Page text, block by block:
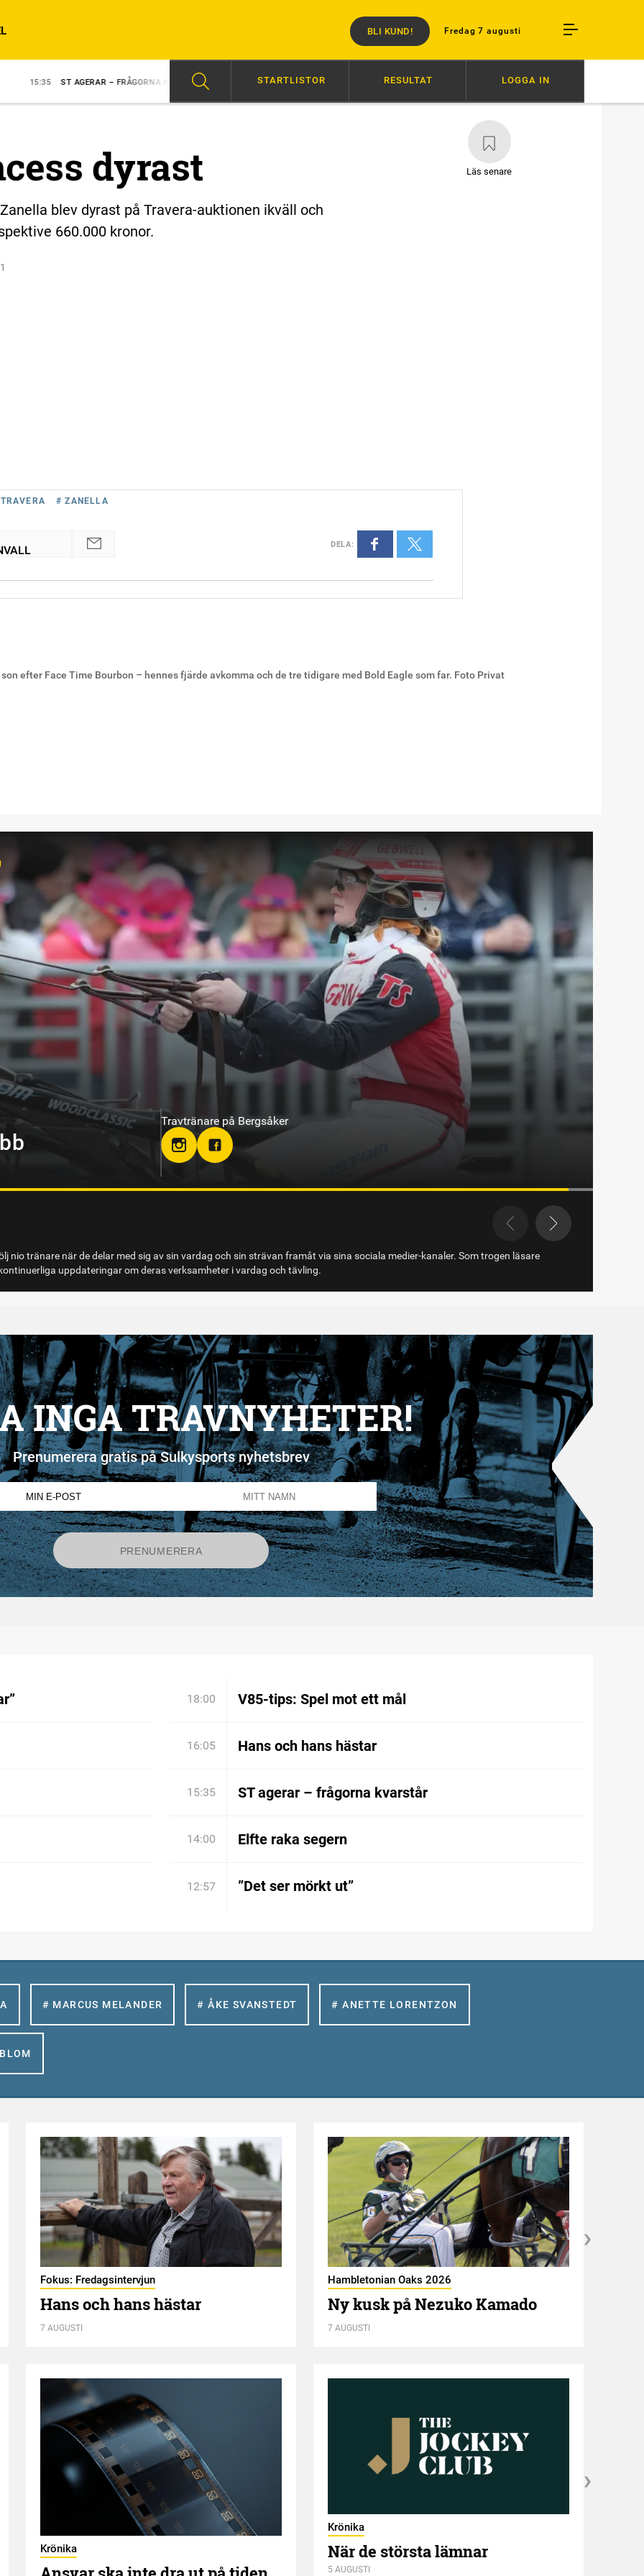
Fredag 7 augusti
BLI KUND!
AGERAR – FRÅGORNA KVARSTÅR SKRIVER TRAVHISTORIA? ”VI BÄR ETT PROFESSIONELLT ANSVAR”
STARTLISTOR RESULTAT LOGGA IN
Läs senare
dyrast
blev dyrast på Travera-auktionen ikväll och
660.000 kronor.
efter Face Time Bourbon – hennes fjärde avkomma och de tre tidigare med Bold Eagle som far. Foto Privat
# ZANELLA
DELA:
Travtränare på Solvalla
tränare när de delar med sig av sin vardag och sin strävan framåt via sina sociala medier-kanaler. Som trogen läsare
uppdateringar om deras verksamheter i vardag och tävling.
INGA TRAVNYHETER!
Prenumerera gratis på Sulkysports nyhetsbrev
18:00 V85-tips: Spel mot ett mål
16:05 Hans och hans hästar
15:35 ST agerar – frågorna kvarstår
14:00 Elfte raka segern
12:57 ”Det ser mörkt ut”
# MARCUS MELANDER # ÅKE SVANSTEDT # ANETTE LORENTZON
Fokus: Fredagsintervjun
Hans och hans hästar
7 AUGUSTI
Hambletonian Oaks 2026
Ny kusk på Nezuko Kamado
7 AUGUSTI
Krönika
Krönika
När de största lämnar
5 AUGUSTI